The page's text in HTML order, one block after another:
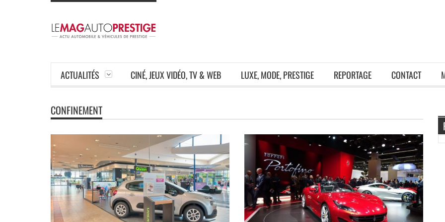
ACTUALITÉS CINÉ, JEUX VIDÉO, TV & WEB LUXE, MODE, PRESTIGE REPORTAGE CONTACT
CONFINEMENT